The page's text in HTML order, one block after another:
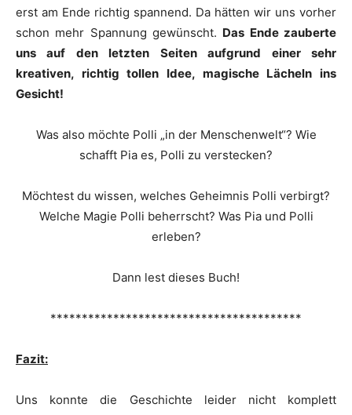
erst am Ende richtig spannend. Da hätten wir uns vorher
schon mehr Spannung gewünscht. Das Ende zauberte
uns auf den letzten Seiten aufgrund einer sehr
kreativen, richtig tollen Idee, magische Lächeln ins
Gesicht!
Was also möchte Polli „in der Menschenwelt“? Wie
schafft Pia es, Polli zu verstecken?
Möchtest du wissen, welches Geheimnis Polli verbirgt?
Welche Magie Polli beherrscht? Was Pia und Polli
erleben?
Dann lest dieses Buch!
****************************************
Fazit:
Uns konnte die Geschichte leider nicht komplett